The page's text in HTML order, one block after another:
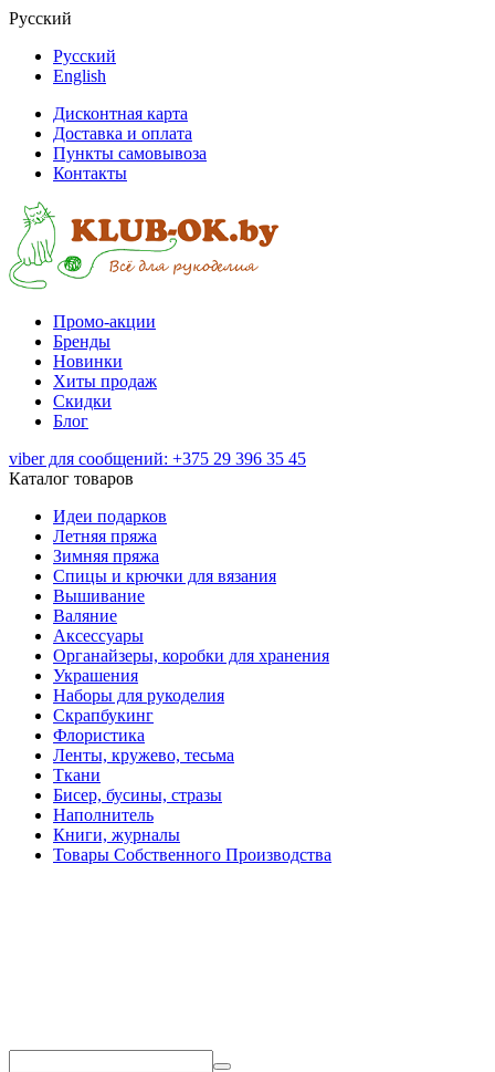
Русский
Русский
English
Дисконтная карта
Доставка и оплата
Пункты самовывоза
Контакты
Промо-акции
Бренды
Новинки
Хиты продаж
Скидки
Блог
viber для сообщений: +375 29 396 35 45
Каталог товаров
Идеи подарков
Летняя пряжа
Зимняя пряжа
Спицы и крючки для вязания
Вышивание
Валяние
Аксессуары
Органайзеры, коробки для хранения
Украшения
Наборы для рукоделия
Скрапбукинг
Флористика
Ленты, кружево, тесьма
Ткани
Бисер, бусины, стразы
Наполнитель
Книги, журналы
Товары Собственного Производства